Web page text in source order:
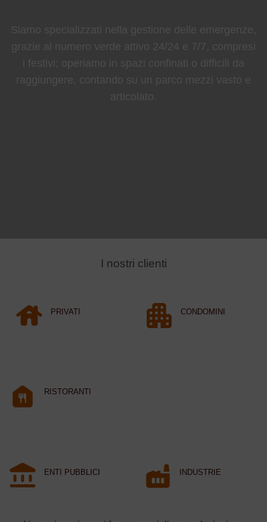
I nostri clienti
PRIVATI CONDOMINI
RISTORANTI
ENTI PUBBLICI INDUSTRIE